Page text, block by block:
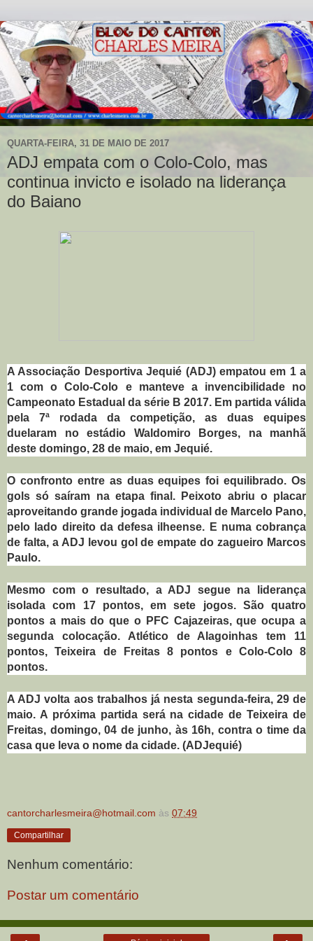
QUARTA-FEIRA, 31 DE MAIO DE 2017
ADJ empata com o Colo-Colo, mas
continua invicto e isolado na liderança
do Baiano
A Associação Desportiva Jequié (ADJ) empatou em 1 a
1 com o Colo-Colo e manteve a invencibilidade no
Campeonato Estadual da série B 2017. Em partida válida
pela 7ª rodada da competição, as duas equipes
duelaram no estádio Waldomiro Borges, na manhã
deste domingo, 28 de maio, em Jequié.
O confronto entre as duas equipes foi equilibrado. Os
gols só saíram na etapa final. Peixoto abriu o placar
aproveitando grande jogada individual de Marcelo Pano,
pelo lado direito da defesa ilheense. E numa cobrança
de falta, a ADJ levou gol de empate do zagueiro Marcos
Paulo.
Mesmo com o resultado, a ADJ segue na liderança
isolada com 17 pontos, em sete jogos. São quatro
pontos a mais do que o PFC Cajazeiras, que ocupa a
segunda colocação. Atlético de Alagoinhas tem 11
pontos, Teixeira de Freitas 8 pontos e Colo-Colo 8
pontos.
A ADJ volta aos trabalhos já nesta segunda-feira, 29 de
maio. A próxima partida será na cidade de Teixeira de
Freitas, domingo, 04 de junho, às 16h, contra o time da
casa que leva o nome da cidade. (ADJequié)
cantorcharlesmeira@hotmail.com às 07:49
Compartilhar
Nenhum comentário:
Postar um comentário